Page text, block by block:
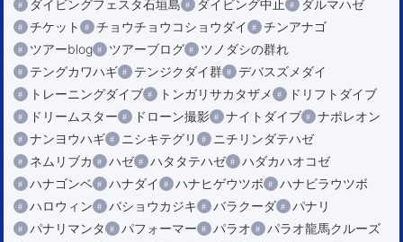
ダイビングフェスタ石垣島
ダイビング中止
ダルマハゼ
チケット
チョウチョウコショウダイ
チンアナゴ
ツアーblog
ツアーブログ
ツノダシの群れ
テングカワハギ
テンジクダイ群
デバスズメダイ
トレーニングダイブ
トンガリサカタザメ
ドリフトダイブ
ドリームスター
ドローン撮影 ナイトダイブ
ナポレオン
ナンヨウハギ
ニシキテグリ
ニチリンダテハゼ
ネムリブカ
ハゼ ハタタテハゼ
ハダカハオコゼ
ハナゴンベ
ハナダイ ハナヒゲウツボ
ハナビラウツボ
ハロウィン
バショウカジキ バラクーダ
パナリ
パナリマンタ
パフォーマー パラオ
パラオ龍馬クルーズ